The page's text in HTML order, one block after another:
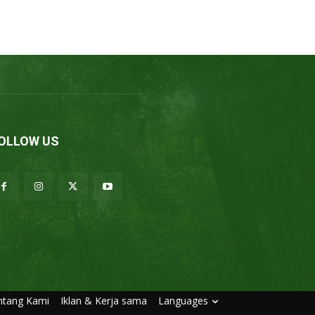
US
Kami Iklan & Kerja sama Languages